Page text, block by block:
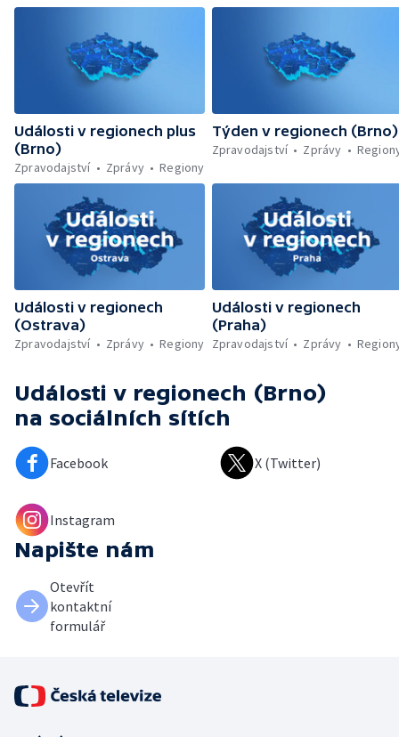
Události v regionech plus
(Brno)
Zpravodajství
Zprávy Regiony
Týden v regionech (Brno)
Zpravodajství
Zprávy
Události v regionech
(Ostrava)
Zpravodajství
Zprávy Regiony
Události v regionech
(Praha)
Zpravodajství
Zprávy
Události v regionech (Brno)
na sociálních sítích
Facebook X (Twitter)
Instagram
Napište nám
Otevřít
kontaktní
formulář